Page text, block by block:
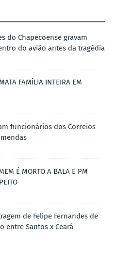
do Chapecoense gravam
do avião antes da tragédia
FAMÍLIA INTEIRA EM
funcionários dos Correios
É MORTO A BALA E PM
de Felipe Fernandes de
entre Santos x Ceará